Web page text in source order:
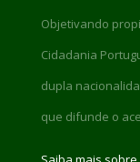
Objetivando
Cidadania
dupla
que difunde o